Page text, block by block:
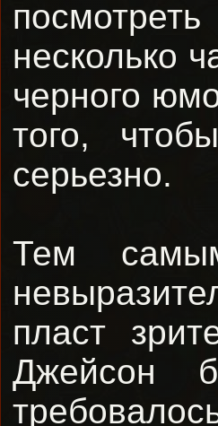
несколько
черного
того,
серьезно.
Тем
пласт
Джейсон